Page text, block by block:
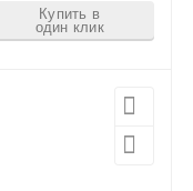
Купить в
один клик